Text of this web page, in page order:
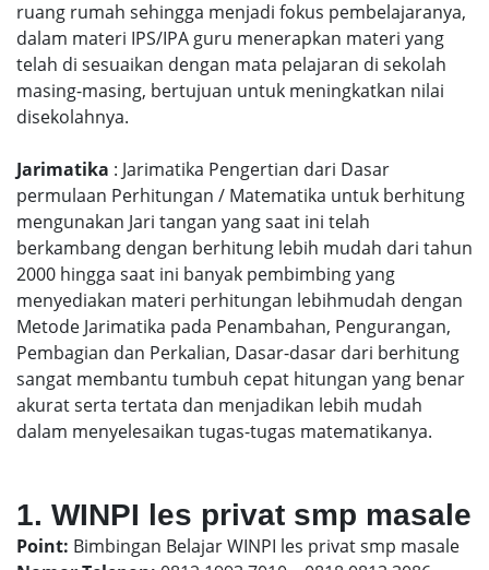
ruang rumah sehingga menjadi fokus pembelajaranya,
dalam materi IPS/IPA guru menerapkan materi yang
telah di sesuaikan dengan mata pelajaran di sekolah
masing-masing, bertujuan untuk meningkatkan nilai
disekolahnya.
Jarimatika : Jarimatika Pengertian dari Dasar
permulaan Perhitungan / Matematika untuk berhitung
mengunakan Jari tangan yang saat ini telah
berkambang dengan berhitung lebih mudah dari tahun
2000 hingga saat ini banyak pembimbing yang
menyediakan materi perhitungan lebihmudah dengan
Metode Jarimatika pada Penambahan, Pengurangan,
Pembagian dan Perkalian, Dasar-dasar dari berhitung
sangat membantu tumbuh cepat hitungan yang benar
akurat serta tertata dan menjadikan lebih mudah
dalam menyelesaikan tugas-tugas matematikanya.
1. WINPI les privat smp masale
Point: Bimbingan Belajar WINPI les privat smp masale